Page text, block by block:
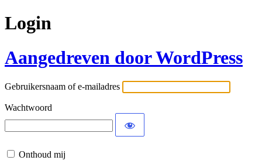
Login
Aangedreven door WordPress
Gebruikersnaam of e-mailadres
Wachtwoord
Onthoud mij